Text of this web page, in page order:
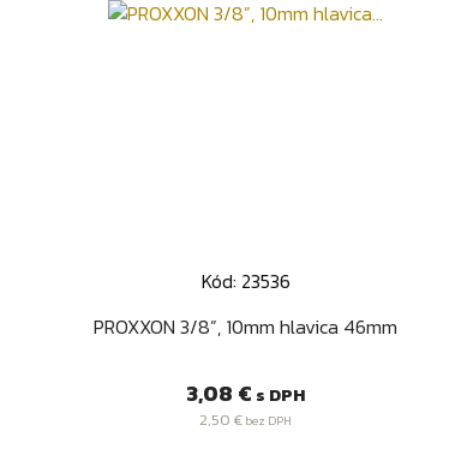
Kód: 23536
PROXXON 3/8”, 10mm hlavica 46mm
Cena
3,08 € s DPH
2,50 € bez DPH
 Rýchly náhľad